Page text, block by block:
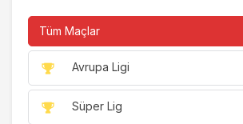
Tüm Maçlar
Avrupa Ligi
Süper Lig